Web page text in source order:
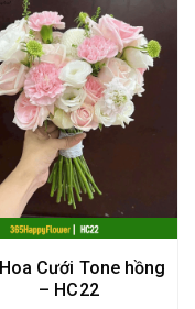
Cưới Tone hồng
– HC22